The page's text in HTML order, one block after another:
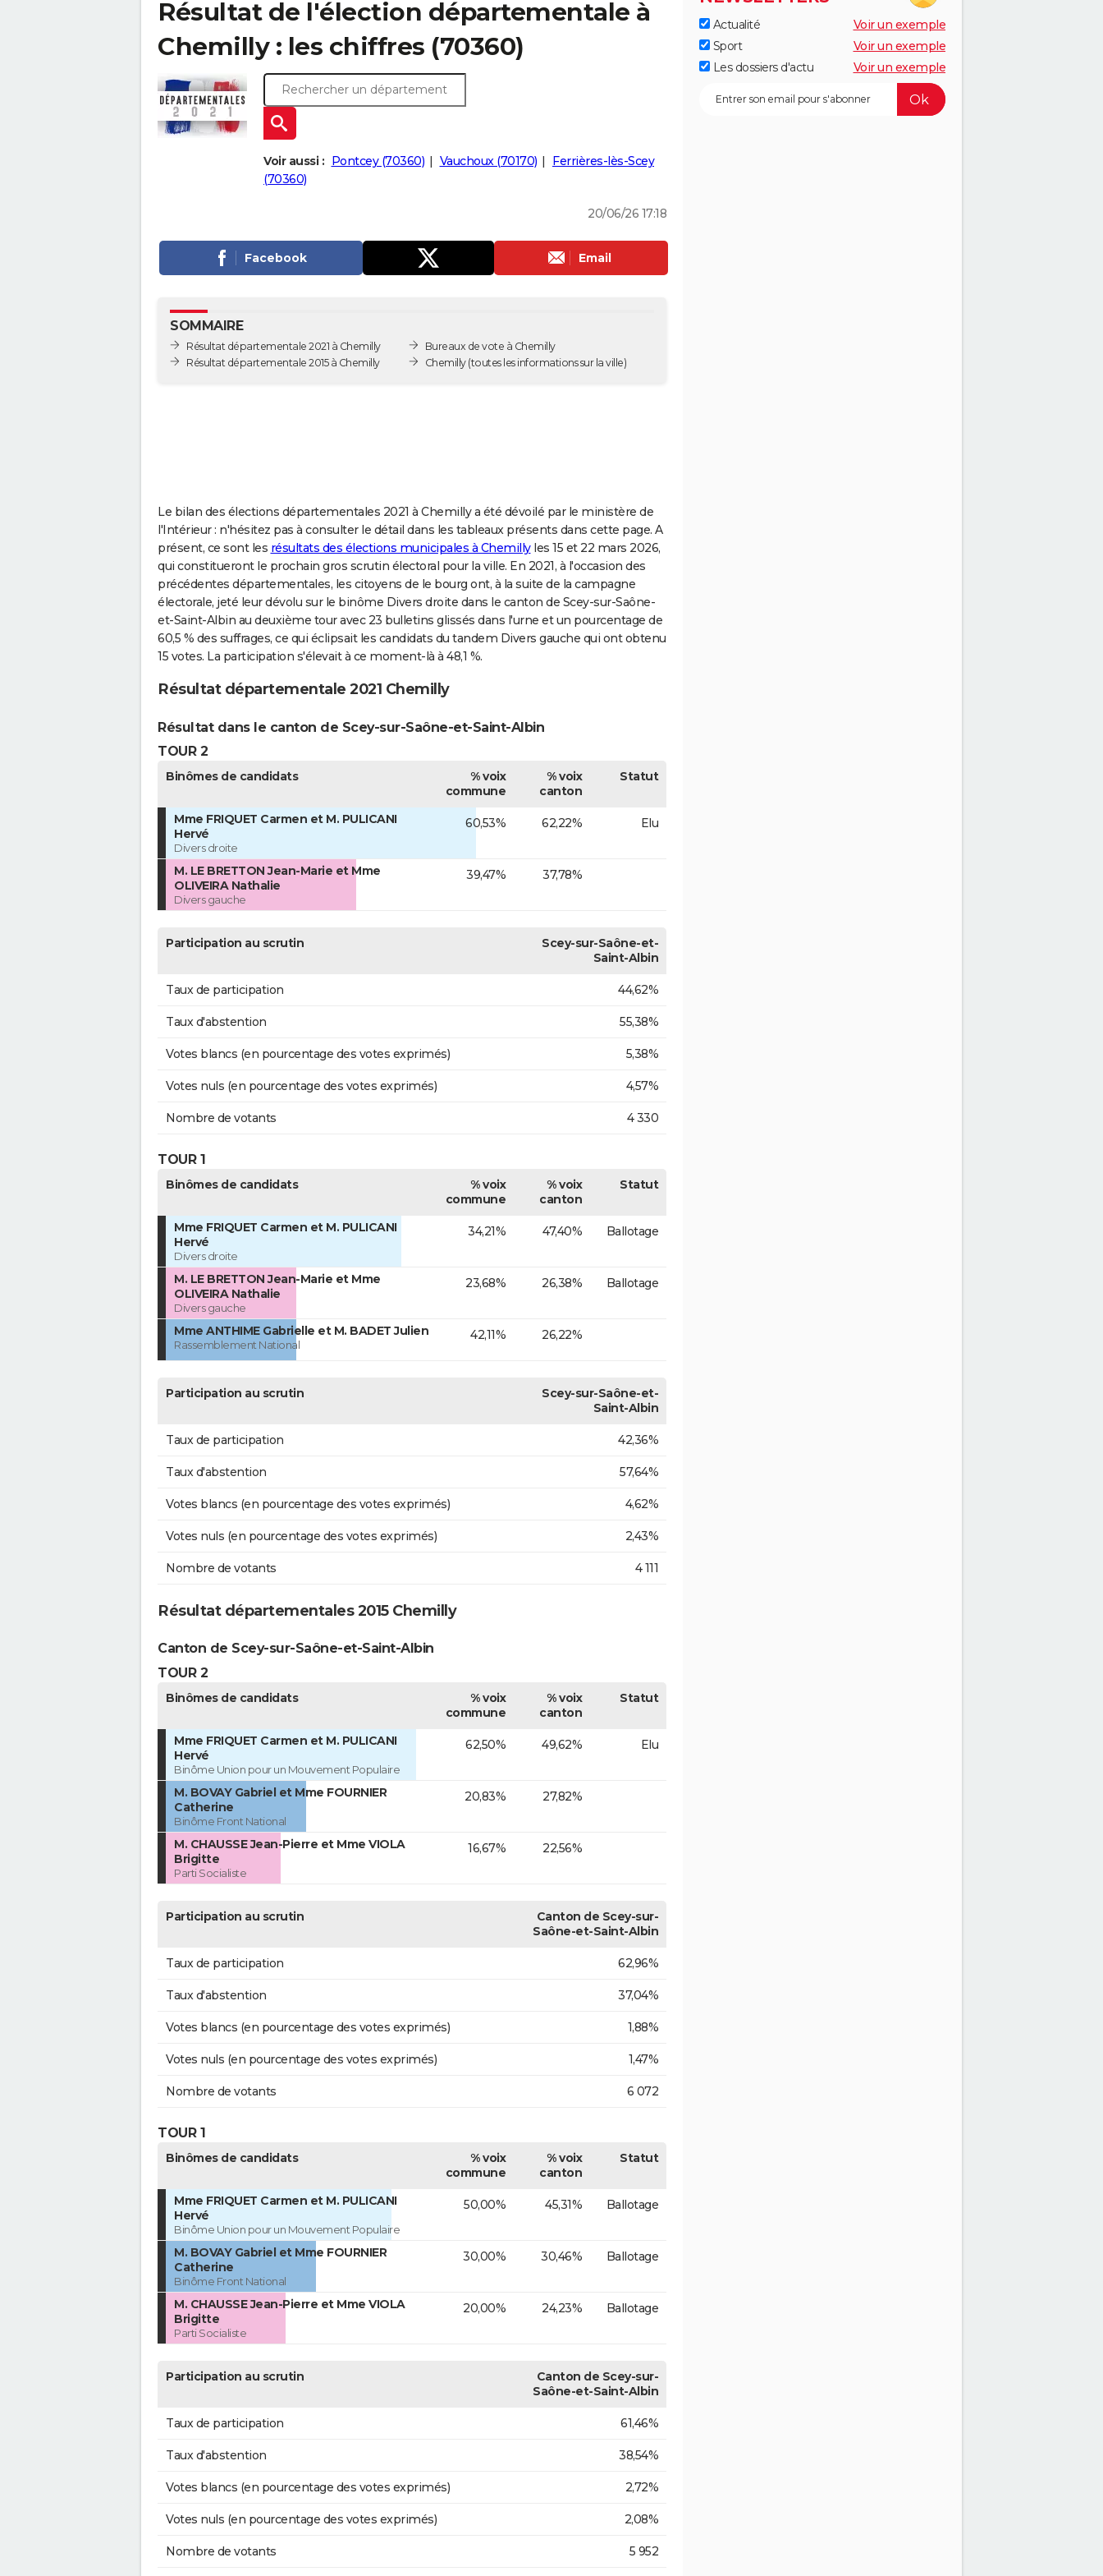
Résultat de l'élection départementale à
Chemilly : les chiffres (70360)
Voir aussi : Pontcey (70360) Vauchoux (70170)
Ferrières-lès-Scey
(70360)
20/06/26 17:18
Facebook Email
SOMMAIRE
Résultat départementale 2021 à Chemilly
Résultat départementale 2015 à Chemilly
Bureaux de vote à Chemilly
Chemilly(toutes les informations sur la ville)
Le bilan des élections départementales 2021 à Chemilly a été dévoilé par le ministère de
l'Intérieur : n'hésitez pas à consulter le détail dans les tableaux présents dans cette page. A
présent, ce sont les résultats des élections municipales à Chemillyles 15 et 22 mars 2026,
qui constitueront le prochain gros scrutin électoral pour la ville. En 2021, à l'occasion des
précédentes départementales, les citoyens de le bourg ont, à la suite de la campagne
électorale, jeté leur dévolu sur le binôme Divers droite dans le canton de Scey-sur-Saône-
et-Saint-Albin au deuxième tour avec 23 bulletins glissés dans l'urne et un pourcentage de
60,5 % des suffrages, ce qui éclipsait les candidats du tandem Divers gauche qui ont obtenu
15 votes. La participation s'élevait à ce moment-là à 48,1 %.
Résultat départementale 2021 Chemilly
Résultat dans le canton de Scey-sur-Saône-et-Saint-Albin
TOUR 2
Binômes de candidats
% voix
commune
% voix
canton
Statut
Mme FRIQUET Carmen et M. PULICANI
Hervé
Divers droite
60,53% 62,22% Elu
M. LE BRETTON Jean-Marie et Mme
OLIVEIRA Nathalie
Divers gauche
39,47% 37,78%
Participation au scrutin
Scey-sur-Saône-et-
Saint-Albin
Taux de participation 44,62%
Taux d'abstention 55,38%
Votes blancs (en pourcentage des votes exprimés) 5,38%
Votes nuls (en pourcentage des votes exprimés) 4,57%
Nombre de votants 4 330
TOUR 1
Binômes de candidats
% voix
commune
% voix
canton
Statut
Mme FRIQUET Carmen et M. PULICANI
Hervé
Divers droite
34,21% 47,40% Ballotage
M. LE BRETTON Jean-Marie et Mme
OLIVEIRA Nathalie
Divers gauche
23,68% 26,38% Ballotage
Mme ANTHIME Gabrielle et M. BADET Julien
Rassemblement National
42,11% 26,22%
Participation au scrutin
Scey-sur-Saône-et-
Saint-Albin
Taux de participation 42,36%
Taux d'abstention 57,64%
Votes blancs (en pourcentage des votes exprimés) 4,62%
Votes nuls (en pourcentage des votes exprimés) 2,43%
Nombre de votants 4 111
Résultat départementales 2015 Chemilly
Canton de Scey-sur-Saône-et-Saint-Albin
TOUR 2
Binômes de candidats
% voix
commune
% voix
canton
Statut
Mme FRIQUET Carmen et M. PULICANI
Hervé
Binôme Union pour un Mouvement Populaire
62,50% 49,62% Elu
M. BOVAY Gabriel et Mme FOURNIER
Catherine
Binôme Front National
20,83% 27,82%
M. CHAUSSE Jean-Pierre et Mme VIOLA
Brigitte
Parti Socialiste
16,67% 22,56%
Participation au scrutin
Canton de Scey-sur-
Saône-et-Saint-Albin
Taux de participation 62,96%
Taux d'abstention 37,04%
Votes blancs (en pourcentage des votes exprimés) 1,88%
Votes nuls (en pourcentage des votes exprimés) 1,47%
Nombre de votants 6 072
TOUR 1
Binômes de candidats
% voix
commune
% voix
canton
Statut
Mme FRIQUET Carmen et M. PULICANI
Hervé
Binôme Union pour un Mouvement Populaire
50,00% 45,31% Ballotage
M. BOVAY Gabriel et Mme FOURNIER
Catherine
Binôme Front National
30,00% 30,46% Ballotage
M. CHAUSSE Jean-Pierre et Mme VIOLA
Brigitte
Parti Socialiste
20,00% 24,23% Ballotage
Participation au scrutin
Canton de Scey-sur-
Saône-et-Saint-Albin
Taux de participation 61,46%
Taux d'abstention 38,54%
Votes blancs (en pourcentage des votes exprimés) 2,72%
Votes nuls (en pourcentage des votes exprimés) 2,08%
Nombre de votants 5 952
Actualité
Voir un exemple
Sport
Voir un exemple
Les dossiers d'actu
Voir un exemple